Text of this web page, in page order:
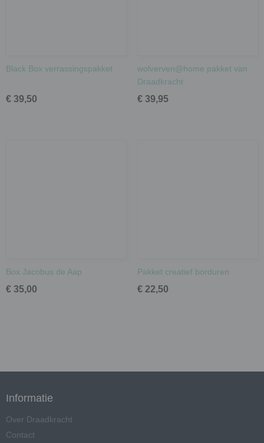
Black Box verrassingspakket
€ 39,50
wolverven@home pakket van
Draadkracht
€ 39,95
Box Jacobus de Aap
€ 35,00
Pakket creatief borduren
€ 22,50
Informatie
Over Draadkracht
Contact